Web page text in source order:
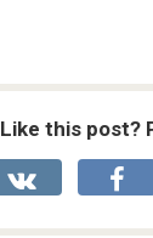
Like this post?